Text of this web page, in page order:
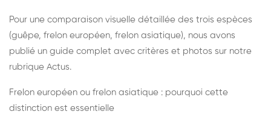
Pour une comparaison visuelle détaillée des trois espèces
(guêpe, frelon européen, frelon asiatique), nous avons
publié un guide complet avec critères et photos sur notre
rubrique Actus.
Frelon européen ou frelon asiatique : pourquoi cette
distinction est essentielle